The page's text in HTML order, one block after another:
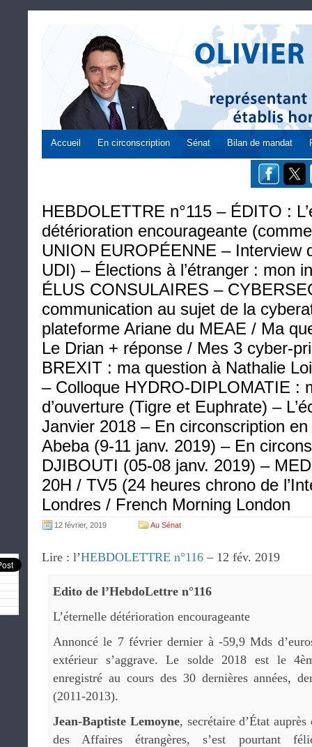
Accueil En circonscription Sénat Bilan de mandat
HEBDOLETTRE n°115 – ÉDITO :
détérioration encourageante
UNION EUROPÉENNE – Interview
UDI) – Élections à l’étranger : mon
ÉLUS CONSULAIRES –
communication au sujet de la
plateforme Ariane du MEAE / Ma
Le Drian + réponse / Mes 3 cyber-
BREXIT : ma question à Nathalie
– Colloque HYDRO-DIPLOMATIE :
d’ouverture (Tigre et Euphrate) –
Janvier 2018 – En circonscription
Abeba (9-11 janv. 2019) – En
DJIBOUTI (05-08 janv. 2019) –
20H / TV5 (24 heures chrono de
Londres / French Morning London
12 février, 2019 Au Sénat
Lire : l’HEBDOLETTRE n°116 – 12 fév. 2019
Edito de l’HebdoLettre n°116
L’éternelle détérioration encourageante
Annoncé le 7 février dernier à -59,9 Mds
extérieur s’aggrave. Le solde 2018 est le
enregistré au cours des 30 dernières années,
(2011-2013).
Jean-Baptiste Lemoyne, secrétaire d’État
des Affaires étrangères, s’est pourtant